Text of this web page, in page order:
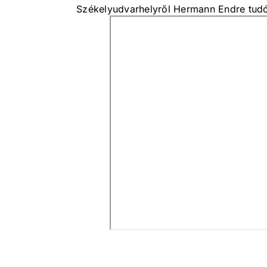
Székelyudvarhelyről Hermann Endre